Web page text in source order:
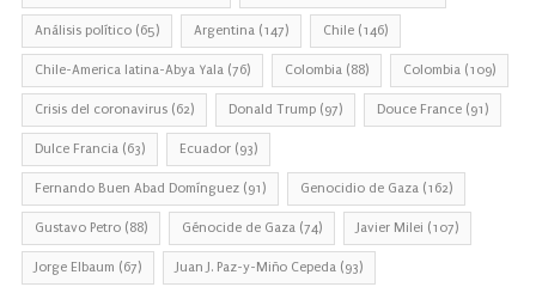
Análisis político (65) Argentina (147) Chile (146)
Chile-America latina-Abya Yala (76) Colombia (88) Colombia (109)
Crisis del coronavirus (62) Donald Trump (97) Douce France (91)
Dulce Francia (63) Ecuador (93)
Fernando Buen Abad Domínguez (91) Genocidio de Gaza (162)
Gustavo Petro (88) Génocide de Gaza (74) Javier Milei (107)
Jorge Elbaum (67) Juan J. Paz-y-Miño Cepeda (93)